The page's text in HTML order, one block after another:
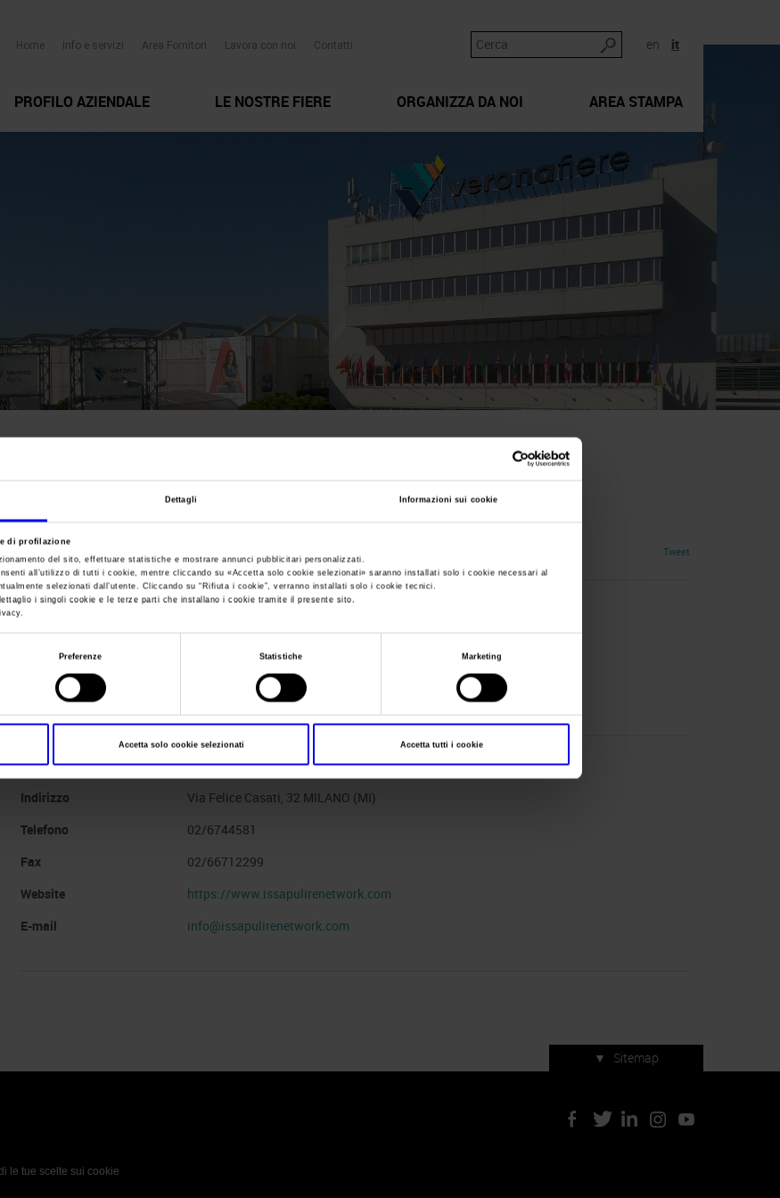
Dettagli Informazioni sui cookie
di profilazione
del sito, effettuare statistiche e mostrare annunci pubblicitari personalizzati.
all’utilizzo di tutti i cookie, mentre cliccando su «Accetta solo cookie selezionati» saranno installati solo i cookie necessari al
selezionati dall’utente. Cliccando su “Rifiuta i cookie”, verranno installati solo i cookie tecnici.
i singoli cookie e le terze parti che installano i cookie tramite il presente sito.
Preferenze Statistiche Marketing
Accetta solo cookie selezionati Accetta tutti i cookie
en it
Home Info e servizi Area Fornitori Lavora con noi Contatti
PROFILO AZIENDALE LE NOSTRE FIERE ORGANIZZA DA NOI AREA STAMPA
Pulire
Tweet
Data
23/05/2017 - 25/05/2017
Website
http://www.pulire-it.com
info@pulire-it.com
Segreteria organizzativa
ISSA PULIRE NETWORK S.r.l.
Indirizzo
Via Felice Casati, 32 MILANO (MI)
Telefono
02/6744581
Fax
02/66712299
Website
https://www.issapulirenetwork.com
E-mail
info@issapulirenetwork.com
▼ Sitemap
Servizi di manifestazione
le tue scelte sui cookie